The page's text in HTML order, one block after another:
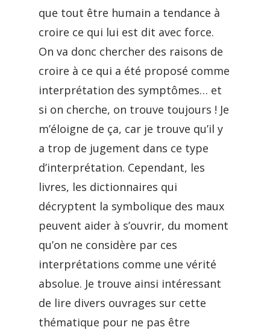
que tout être humain a tendance à
croire ce qui lui est dit avec force.
On va donc chercher des raisons de
croire à ce qui a été proposé comme
interprétation des symptômes… et
si on cherche, on trouve toujours ! Je
m’éloigne de ça, car je trouve qu’il y
a trop de jugement dans ce type
d’interprétation. Cependant, les
livres, les dictionnaires qui
décryptent la symbolique des maux
peuvent aider à s’ouvrir, du moment
qu’on ne considère par ces
interprétations comme une vérité
absolue. Je trouve ainsi intéressant
de lire divers ouvrages sur cette
thématique pour ne pas être